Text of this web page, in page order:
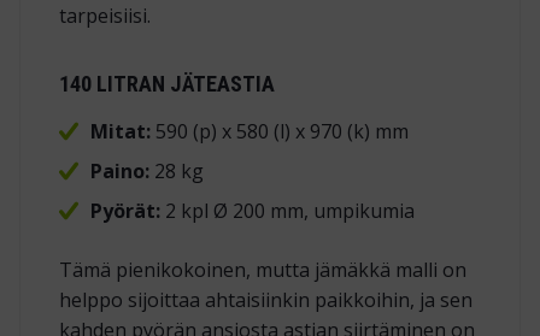
tarpeisiisi.
140 LITRAN JÄTEASTIA
Mitat:590 (p) x 580 (l) x 970 (k) mm
Paino:28 kg
Pyörät:2 kpl Ø 200 mm, umpikumia
Tämä pienikokoinen, mutta jämäkkä malli on
helppo sijoittaa ahtaisiinkin paikkoihin, ja sen
kahden pyörän ansiosta astian siirtäminen on